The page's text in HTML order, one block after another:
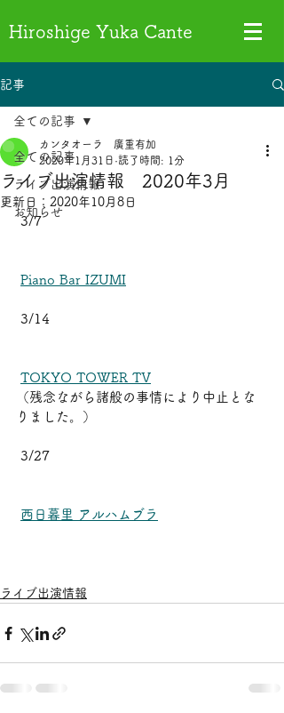
Hiroshige Yuka Cante
記事
全ての記事
ライブ出演情報
お知らせ
全ての記事
ライブ出演情報 2020年3月
カンタオーラ 廣重有加
2020年1月31日 読了時間: 1分
更新日： 2020年10月8日
3/7
Piano Bar IZUMI
3/14
TOKYO TOWER TV
（残念ながら諸般の事情により中止とな
りました。）
3/27
西日暮里 アルハムブラ
ライブ出演情報